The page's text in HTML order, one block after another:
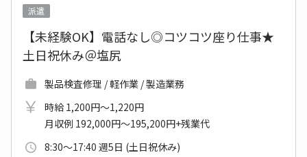
派遣
【未経験OK】電話なし◎コツコツ座り仕事★
土日祝休み＠塩尻
製品検査修理 / 軽作業 / 製造業務
時給 1,200円～1,220円
月収例 192,000円～195,200円+残業代
8:30～17:40 週5日 (土日祝休み)